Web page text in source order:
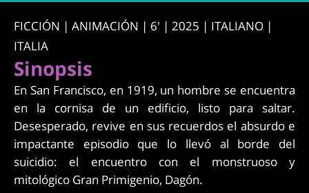
FICCIÓN | ANIMACIÓN | 6' | 2025 | ITALIANO |
ITALIA
Sinopsis
En San Francisco, en 1919, un hombre se encuentra
en la cornisa de un edificio, listo para saltar.
Desesperado, revive en sus recuerdos el absurdo e
impactante episodio que lo llevó al borde del
suicidio: el encuentro con el monstruoso y
mitológico Gran Primigenio, Dagón.